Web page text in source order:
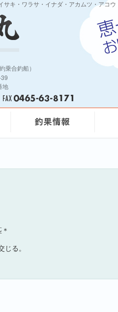
サキ・ワラサ・イナダ・アカムツ・アコ
約乗合釣船）
地
じる。